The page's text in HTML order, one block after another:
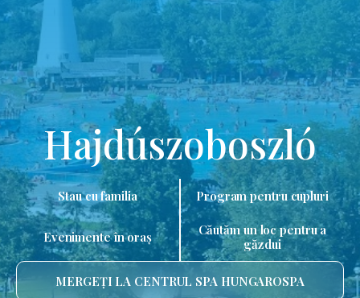
Hajdúszoboszló
Stau cu familia Program pentru cupluri
Evenimente în oraș
Căutăm un loc pentru a
găzdui
MERGEȚI LA CENTRUL SPA HUNGAROSPA